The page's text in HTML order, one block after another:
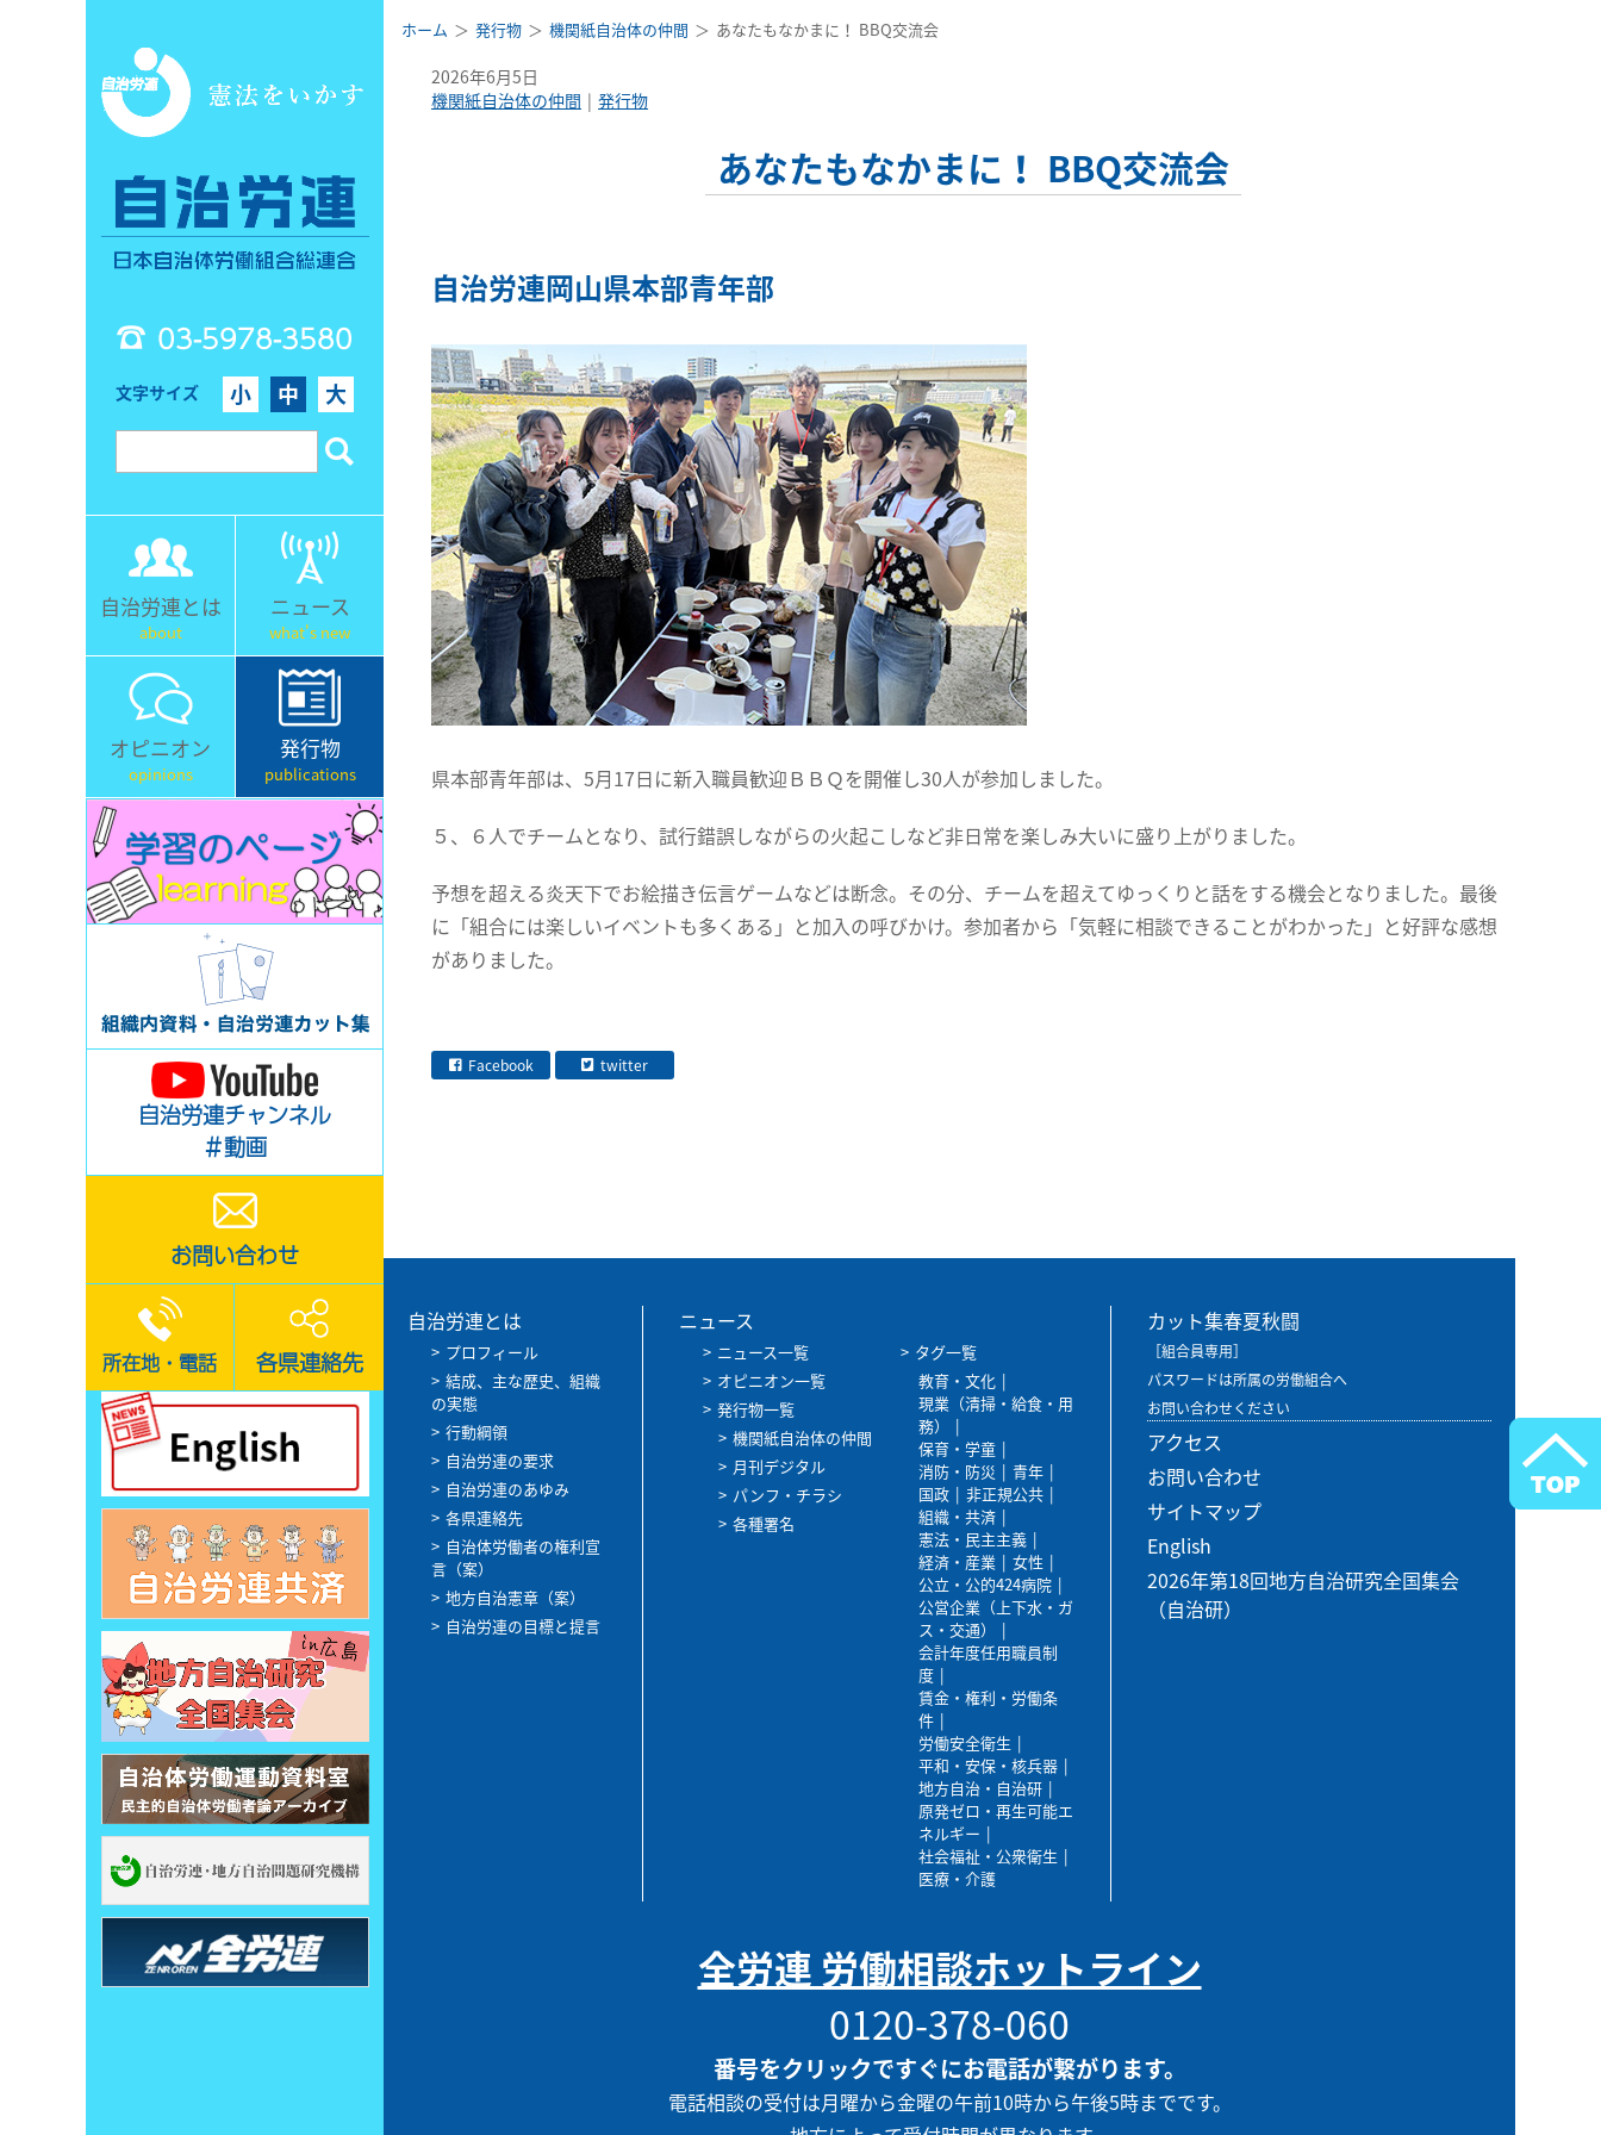
03-5978-3580
文字サイズ 小 中 大
自治労連とは
about
ニュース
what's new
オピニオン
opinions
発行物
publications
自治労連チャンネル
＃動画
お問い合わせ
所在地・電話 各県連絡先
ホーム 発行物 機関紙自治体の仲間 あなたもなかまに！ BBQ交流会
2026年6月5日
機関紙自治体の仲間
発行物
あなたもなかまに！ BBQ交流会
自治労連岡山県本部青年部
県本部青年部は、5月17日に新入職員歓迎ＢＢＱを開催し30人が参加しました。
５、６人でチームとなり、試行錯誤しながらの火起こしなど非日常を楽しみ大いに盛り上がりました。
予想を超える炎天下でお絵描き伝言ゲームなどは断念。その分、チームを超えてゆっくりと話をする機会となりました。最後
に「組合には楽しいイベントも多くある」と加入の呼びかけ。参加者から「気軽に相談できることがわかった」と好評な感想
がありました。
Facebook twitter
自治労連とは
プロフィール
結成、主な歴史、組織
の実態
行動綱領
自治労連の要求
自治労連のあゆみ
各県連絡先
自治体労働者の権利宣
言（案）
地方自治憲章（案）
自治労連の目標と提言
ニュース
ニュース一覧
オピニオン一覧
発行物一覧
機関紙自治体の仲間
月刊デジタル
パンフ・チラシ
各種署名
タグ一覧
教育・文化
現業（清掃・給食・用
務）
保育・学童
消防・防災
青年
国政
非正規公共
組織・共済
憲法・民主主義
経済・産業
女性
公立・公的424病院
公営企業（上下水・ガ
ス・交通）
会計年度任用職員制
度
賃金・権利・労働条
件
労働安全衛生
平和・安保・核兵器
地方自治・自治研
原発ゼロ・再生可能エ
ネルギー
社会福祉・公衆衛生
医療・介護
カット集春夏秋闘
［組合員専用］
パスワードは所属の労働組合へ
お問い合わせください
アクセス
お問い合わせ
サイトマップ
English
2026年第18回地方自治研究全国集会
（自治研）
全労連 労働相談ホットライン
0120-378-060
番号をクリックですぐにお電話が繋がります。
電話相談の受付は月曜から金曜の午前10時から午後5時までです。